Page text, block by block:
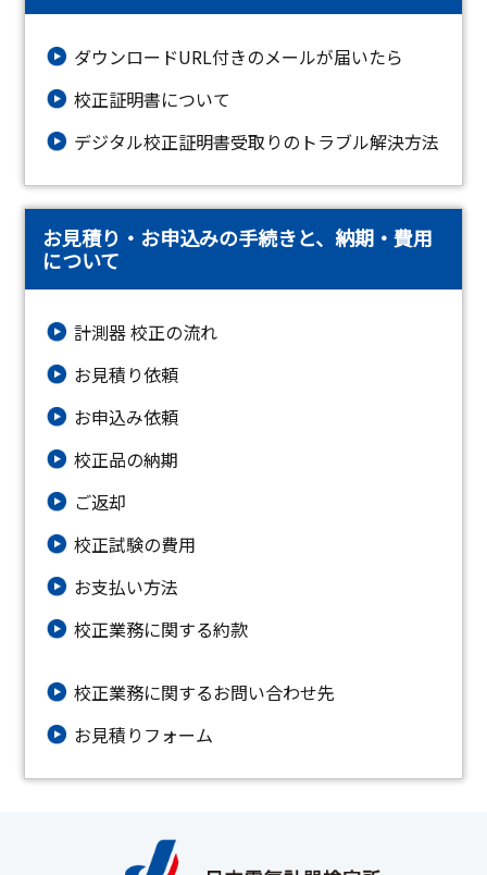
ダウンロードURL付きのメールが届いたら
校正証明書について
デジタル校正証明書受取りのトラブル解決方法
お見積り・お申込みの手続きと、納期・費用
について
計測器 校正の流れ
お見積り依頼
お申込み依頼
校正品の納期
ご返却
校正試験の費用
お支払い方法
校正業務に関する約款
校正業務に関するお問い合わせ先
お⾒積りフォーム